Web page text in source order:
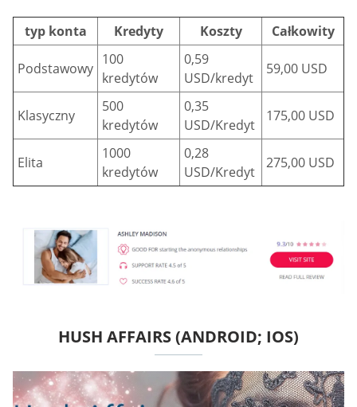
typ konta Kredyty Koszty Całkowity
Podstawowy
100
kredytów
0,59
USD/kredyt
59,00 USD
Klasyczny
500
kredytów
0,35
USD/Kredyt
175,00 USD
Elita
1000
kredytów
0,28
USD/Kredyt
275,00 USD
HUSH AFFAIRS (ANDROID; IOS)